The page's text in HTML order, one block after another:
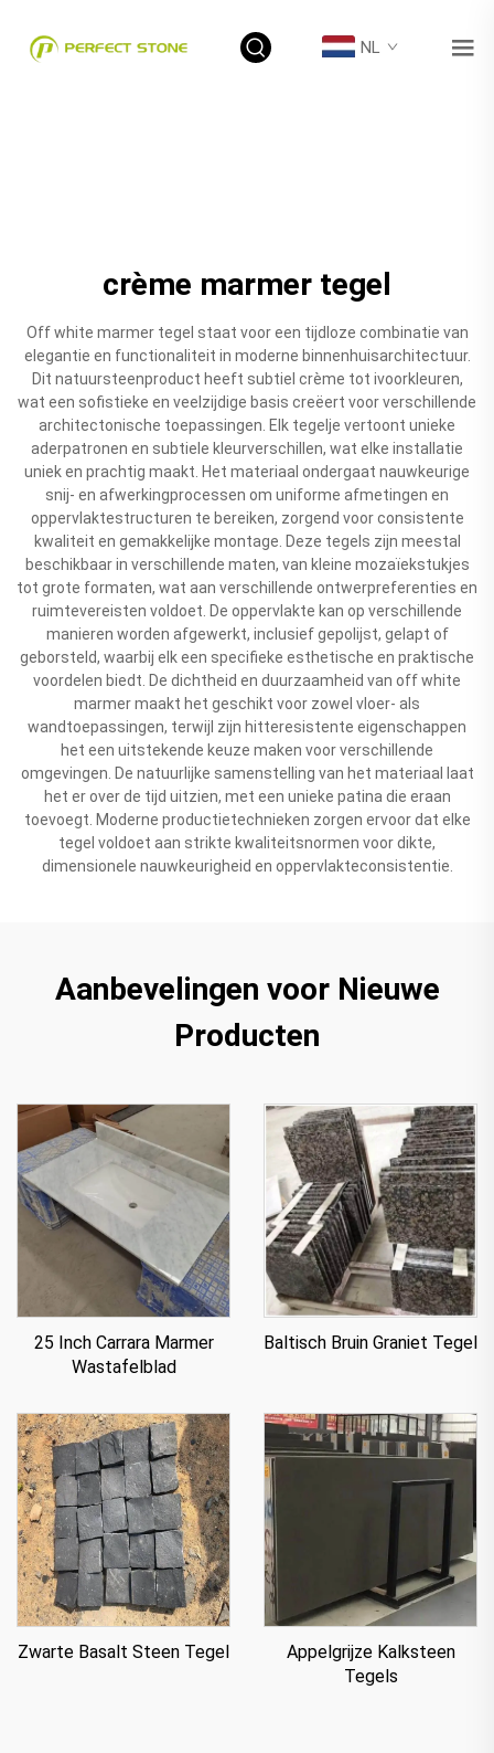
NL
crème marmer tegel
Off white marmer tegel staat voor een tijdloze combinatie van
elegantie en functionaliteit in moderne binnenhuisarchitectuur.
Dit natuursteenproduct heeft subtiel crème tot ivoorkleuren,
wat een sofistieke en veelzijdige basis creëert voor verschillende
architectonische toepassingen. Elk tegelje vertoont unieke
aderpatronen en subtiele kleurverschillen, wat elke installatie
uniek en prachtig maakt. Het materiaal ondergaat nauwkeurige
snij- en afwerkingprocessen om uniforme afmetingen en
oppervlaktestructuren te bereiken, zorgend voor consistente
kwaliteit en gemakkelijke montage. Deze tegels zijn meestal
beschikbaar in verschillende maten, van kleine mozaïekstukjes
tot grote formaten, wat aan verschillende ontwerpreferenties en
ruimtevereisten voldoet. De oppervlakte kan op verschillende
manieren worden afgewerkt, inclusief gepolijst, gelapt of
geborsteld, waarbij elk een specifieke esthetische en praktische
voordelen biedt. De dichtheid en duurzaamheid van off white
marmer maakt het geschikt voor zowel vloer- als
wandtoepassingen, terwijl zijn hitteresistente eigenschappen
het een uitstekende keuze maken voor verschillende
omgevingen. De natuurlijke samenstelling van het materiaal laat
het er over de tijd uitzien, met een unieke patina die eraan
toevoegt. Moderne productietechnieken zorgen ervoor dat elke
tegel voldoet aan strikte kwaliteitsnormen voor dikte,
dimensionele nauwkeurigheid en oppervlakteconsistentie.
Aanbevelingen voor Nieuwe
Producten
25 Inch Carrara Marmer
Wastafelblad
Baltisch Bruin Graniet Tegel
Zwarte Basalt Steen Tegel
Appelgrijze Kalksteen
Tegels